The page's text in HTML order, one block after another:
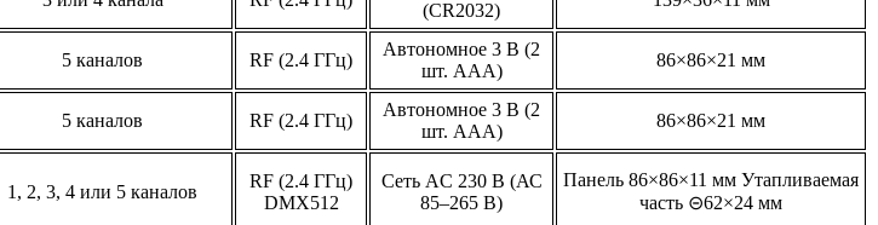
(CR2032)
5 каналов RF (2.4 ГГц)
Автономное 3 В (2
шт. AAA)
86×86×21 мм
5 каналов RF (2.4 ГГц)
Автономное 3 В (2
шт. AAA)
86×86×21 мм
1, 2, 3, 4 или 5 каналов
RF (2.4 ГГц)
DMX512
Сеть AC 230 В (АС
85–265 В)
Панель 86×86×11 мм Утапливаемая
часть ⊝62×24 мм